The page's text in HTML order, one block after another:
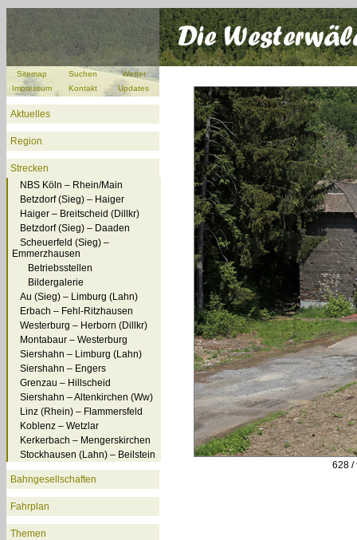
Sitemap Suchen
Wetter
Impressum
Kontakt Updates
Aktuelles
Region
Strecken
NBS Köln – Rhein/Main
Betzdorf (Sieg) – Haiger
Haiger – Breitscheid (Dillkr)
Betzdorf (Sieg) – Daaden
Scheuerfeld (Sieg) –
Emmerzhausen
Betriebsstellen
Bildergalerie
Au (Sieg) – Limburg (Lahn)
Erbach – Fehl-Ritzhausen
Westerburg – Herborn (Dillkr)
Montabaur – Westerburg
Siershahn – Limburg (Lahn)
Siershahn – Engers
Grenzau – Hillscheid
Siershahn – Altenkirchen (Ww)
Linz (Rhein) – Flammersfeld
Koblenz – Wetzlar
Kerkerbach – Mengerskirchen
Stockhausen (Lahn) – Beilstein
Bahngesellschaften
Fahrplan
Themen
628 /